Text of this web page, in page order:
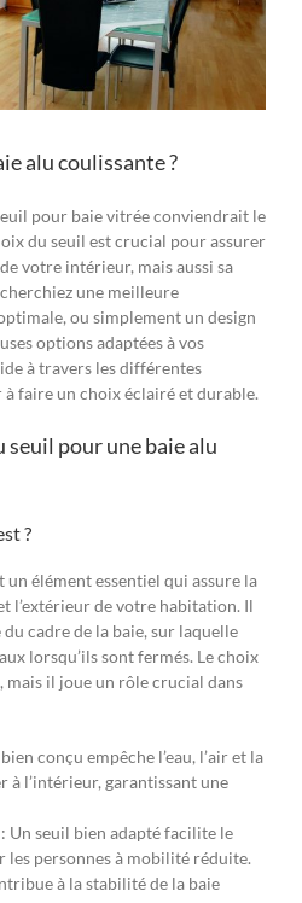
alu coulissante ?
pour baie vitrée conviendrait le
du seuil est crucial pour assurer
votre intérieur, mais aussi sa
une meilleure
ou simplement un design
options adaptées à vos
à travers les différentes
faire un choix éclairé et durable.
pour une baie alu
?
un élément essentiel qui assure la
l’extérieur de votre habitation. Il
cadre de la baie, sur laquelle
lorsqu’ils sont fermés. Le choix
mais il joue un rôle crucial dans
conçu empêche l’eau, l’air et la
à l’intérieur, garantissant une
: Un seuil bien adapté facilite le
les personnes à mobilité réduite.
à la stabilité de la baie